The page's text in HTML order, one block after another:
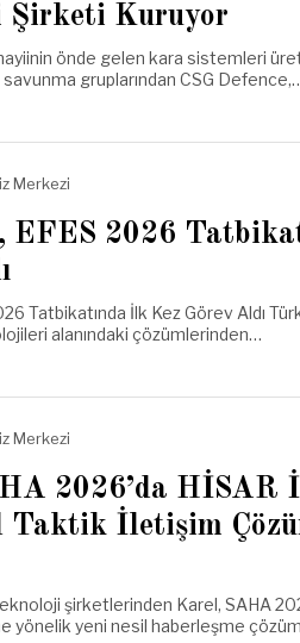
Şirketi Kuruyor
önde gelen kara sistemleri
savunma gruplarından CSG
Merkezi
EFES 2026
Tatbikatında İlk Kez Görev Aldı
alanındaki çözümlerinden…
Merkezi
2026’da HİSAR
Taktik İletişim
şirketlerinden Karel, SAHA
yönelik yeni nesil haberleşme